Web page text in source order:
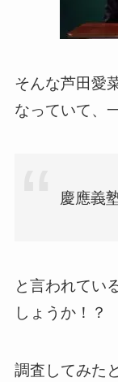
そんな芦田愛
なっていて、
慶應義
と言われてい
しょうか！？
調査してみた